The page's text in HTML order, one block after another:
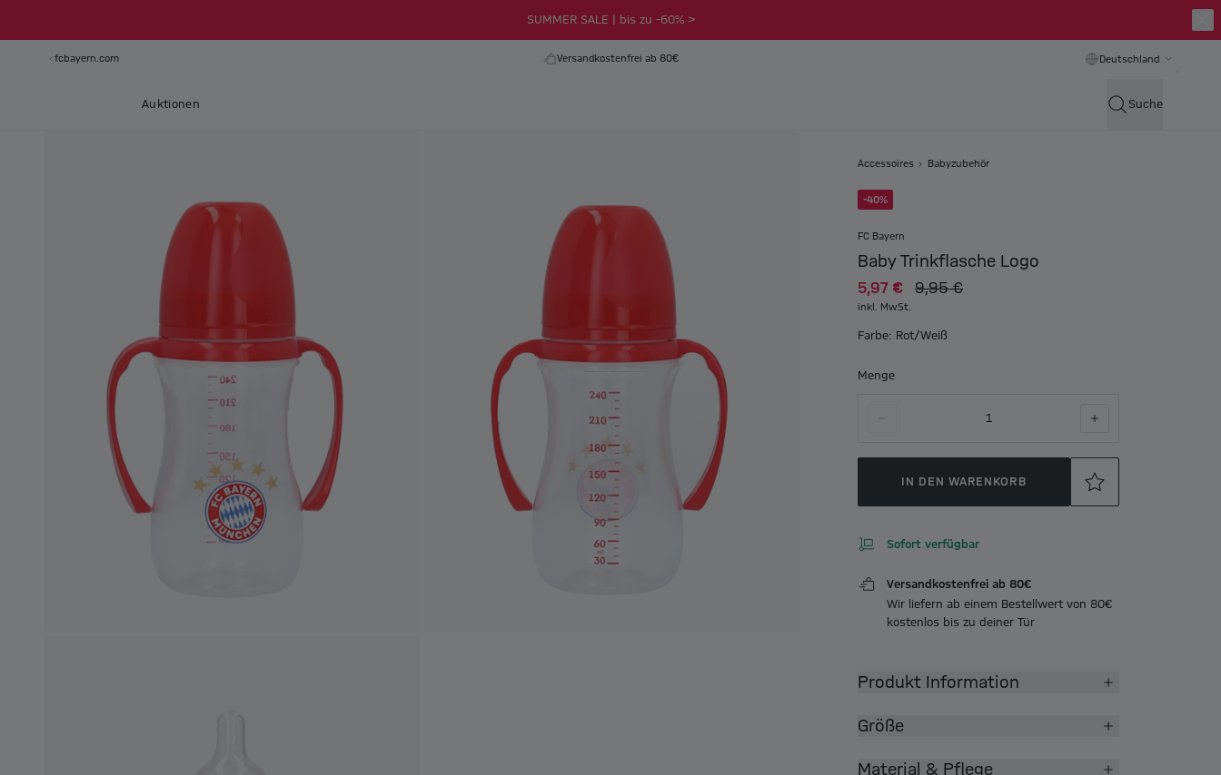
SUMMER SALE | bis zu -60% >
fcbayern.com Versandkostenfrei ab 80€ Deutschland
Auktionen Suche
Accessoires Babyzubehör
-40%
FC Bayern
Baby Trinkflasche Logo
5,97 € 9,95 €
inkl. MwSt.
Farbe: Rot/Weiß
Menge
1
IN DEN WARENKORB
Sofort verfügbar
Versandkostenfrei ab 80€
Wir liefern ab einem Bestellwert von 80€
kostenlos bis zu deiner Tür
Produkt Information
Größe
Material & Pflege